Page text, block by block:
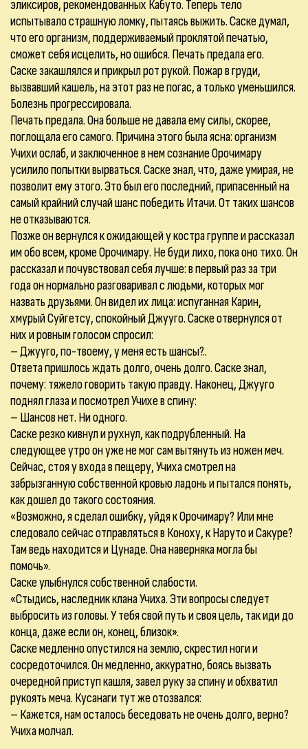
эликсиров, рекомендованных Кабуто. Теперь тело
испытывало страшную ломку, пытаясь выжить. Саске думал,
что его организм, поддерживаемый проклятой печатью,
сможет себя исцелить, но ошибся. Печать предала его.
Саске закашлялся и прикрыл рот рукой. Пожар в груди,
вызвавший кашель, на этот раз не погас, а только уменьшился.
Болезнь прогрессировала.
Печать предала. Она больше не давала ему силы, скорее,
поглощала его самого. Причина этого была ясна: организм
Учихи ослаб, и заключенное в нем сознание Орочимару
усилило попытки вырваться. Саске знал, что, даже умирая, не
позволит ему этого. Это был его последний, припасенный на
самый крайний случай шанс победить Итачи. От таких шансов
не отказываются.
Позже он вернулся к ожидающей у костра группе и рассказал
им обо всем, кроме Орочимару. Не буди лихо, пока оно тихо. Он
рассказал и почувствовал себя лучше: в первый раз за три
года он нормально разговаривал с людьми, которых мог
назвать друзьями. Он видел их лица: испуганная Карин,
хмурый Суйгетсу, спокойный Джууго. Саске отвернулся от
них и ровным голосом спросил:
– Джууго, по-твоему, у меня есть шансы?..
Ответа пришлось ждать долго, очень долго. Саске знал,
почему: тяжело говорить такую правду. Наконец, Джууго
поднял глаза и посмотрел Учихе в спину:
– Шансов нет. Ни одного.
Саске резко кивнул и рухнул, как подрубленный. На
следующее утро он уже не мог сам вытянуть из ножен меч.
Сейчас, стоя у входа в пещеру, Учиха смотрел на
забрызганную собственной кровью ладонь и пытался понять,
как дошел до такого состояния.
«Возможно, я сделал ошибку, уйдя к Орочимару? Или мне
следовало сейчас отправляться в Коноху, к Наруто и Сакуре?
Там ведь находится и Цунаде. Она наверняка могла бы
помочь».
Саске улыбнулся собственной слабости.
«Стыдись, наследник клана Учиха. Эти вопросы следует
выбросить из головы. У тебя свой путь и своя цель, так иди до
конца, даже если он, конец, близок».
Саске медленно опустился на землю, скрестил ноги и
сосредоточился. Он медленно, аккуратно, боясь вызвать
очередной приступ кашля, завел руку за спину и обхватил
рукоять меча. Кусанаги тут же отозвался:
– Кажется, нам осталось беседовать не очень долго, верно?
Учиха молчал.